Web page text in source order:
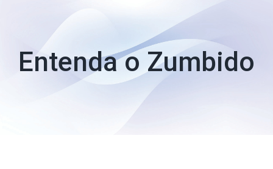
Entenda o Zumbido